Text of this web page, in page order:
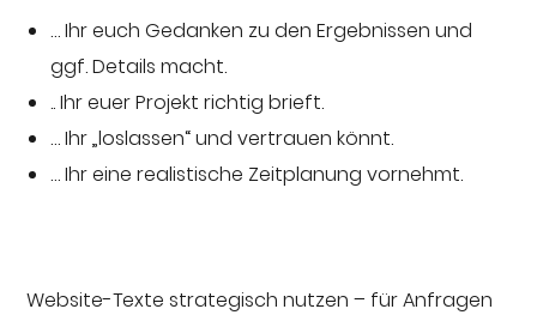
… Ihr euch Gedanken zu den Ergebnissen und
ggf. Details macht.
.. Ihr euer Projekt richtig brieft.
… Ihr „loslassen“ und vertrauen könnt.
… Ihr eine realistische Zeitplanung vornehmt.
Website-Texte strategisch nutzen – für Anfragen